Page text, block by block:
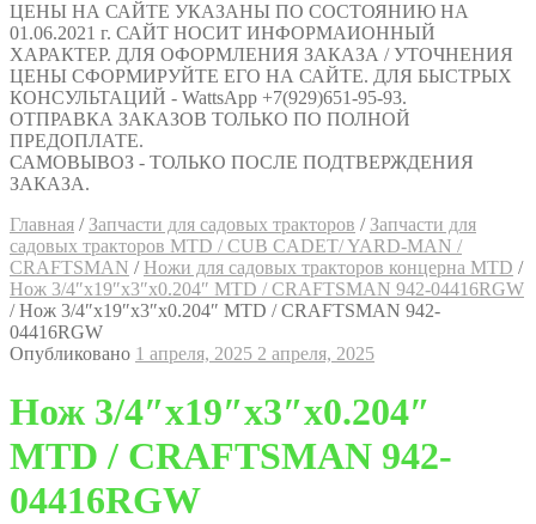
ЦЕНЫ НА САЙТЕ УКАЗАНЫ ПО СОСТОЯНИЮ НА
01.06.2021 г. САЙТ НОСИТ ИНФОРМАИОННЫЙ
ХАРАКТЕР. ДЛЯ ОФОРМЛЕНИЯ ЗАКАЗА / УТОЧНЕНИЯ
ЦЕНЫ СФОРМИРУЙТЕ ЕГО НА САЙТЕ. ДЛЯ БЫСТРЫХ
КОНСУЛЬТАЦИЙ - WattsApp +7(929)651-95-93.
ОТПРАВКА ЗАКАЗОВ ТОЛЬКО ПО ПОЛНОЙ
ПРЕДОПЛАТЕ.
САМОВЫВОЗ - ТОЛЬКО ПОСЛЕ ПОДТВЕРЖДЕНИЯ
ЗАКАЗА.
Главная / Запчасти для садовых тракторов / Запчасти для
садовых тракторов MTD / CUB CADET/ YARD-MAN /
CRAFTSMAN / Ножи для садовых тракторов концерна MTD /
Нож 3/4″х19″х3″х0.204″ MTD / CRAFTSMAN 942-04416RGW
/Нож 3/4″х19″х3″х0.204″ MTD / CRAFTSMAN 942-
04416RGW
Опубликовано 1 апреля, 2025 2 апреля, 2025
Нож 3/4″х19″х3″х0.204″
MTD / CRAFTSMAN 942-
04416RGW